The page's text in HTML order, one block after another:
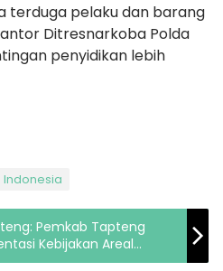
terduga pelaku dan barang
Ditresnarkoba Polda
penyidikan lebih
Indonesia
Pemkab Tapteng
Kebijakan Areal